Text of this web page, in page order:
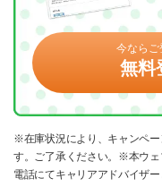
今ならご
無料
※在庫状況により、キャンペー
す。ご了承ください。※本ウ
電話にてキャリアアドバイザ